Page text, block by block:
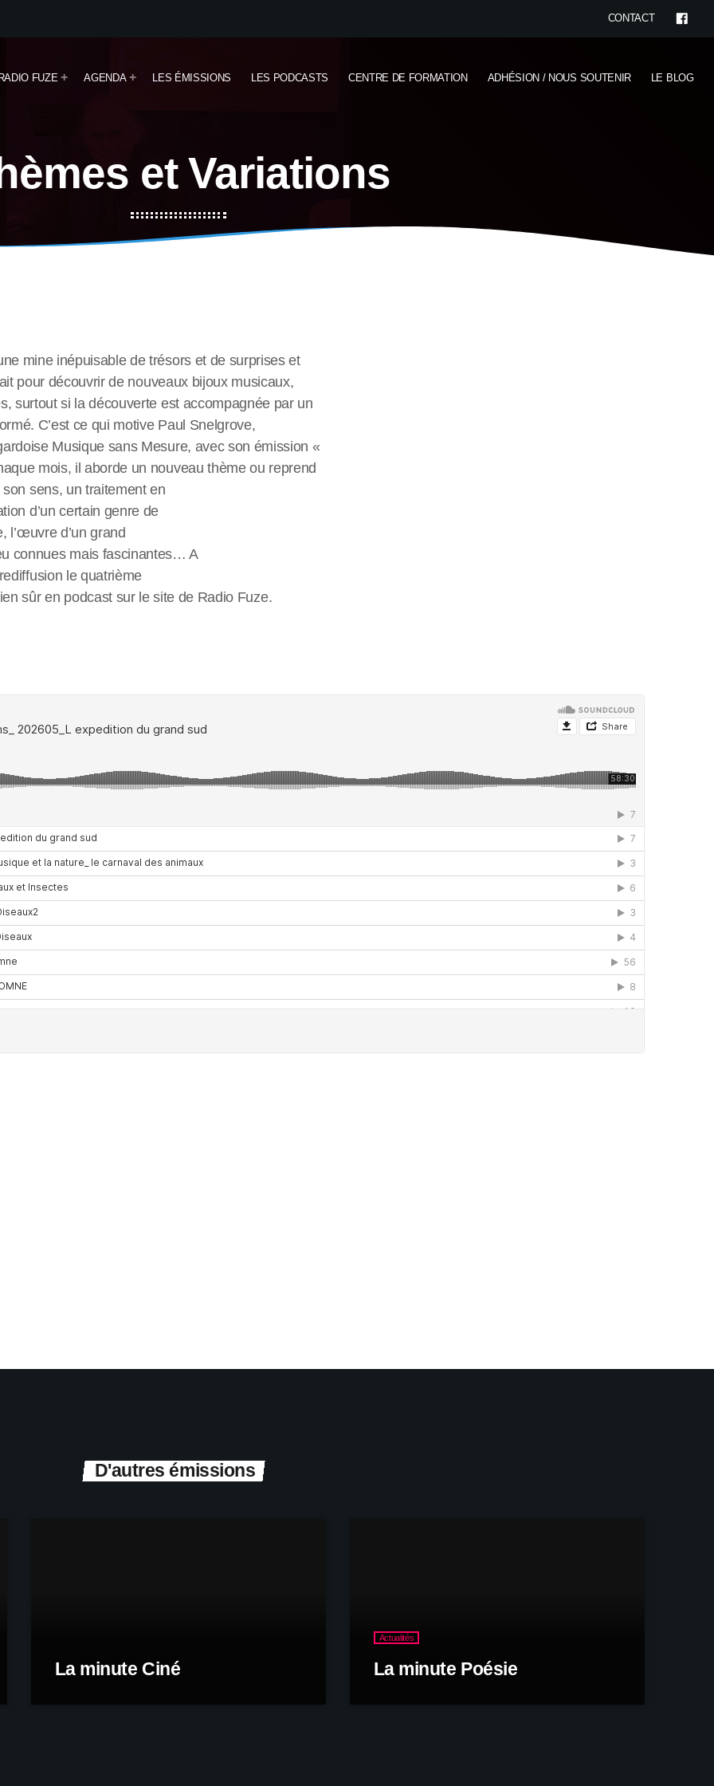
CONTACT
FUZE AGENDA LES ÉMISSIONS LES PODCASTS CENTRE DE FORMATION ADHÉSION / NOUS SOUTENIR LE BLOG
et Variations
mine inépuisable de trésors et de surprises et
pour découvrir de nouveaux bijoux musicaux,
surtout si la découverte est accompagnée par un
C’est ce qui motive Paul Snelgrove,
Musique sans Mesure, avec son émission «
mois, il aborde un nouveau thème ou reprend
sens, un traitement en
d’un certain genre de
l’œuvre d’un grand
connues mais fascinantes… A
le quatrième
sûr en podcast sur le site de Radio Fuze.
D'autres émissions
La minute Ciné
Actualités
La minute Poésie